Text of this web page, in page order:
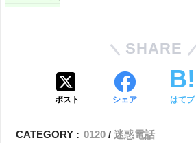
SHARE
ポスト シェア はてブ
CATEGORY : 0120 迷惑電話